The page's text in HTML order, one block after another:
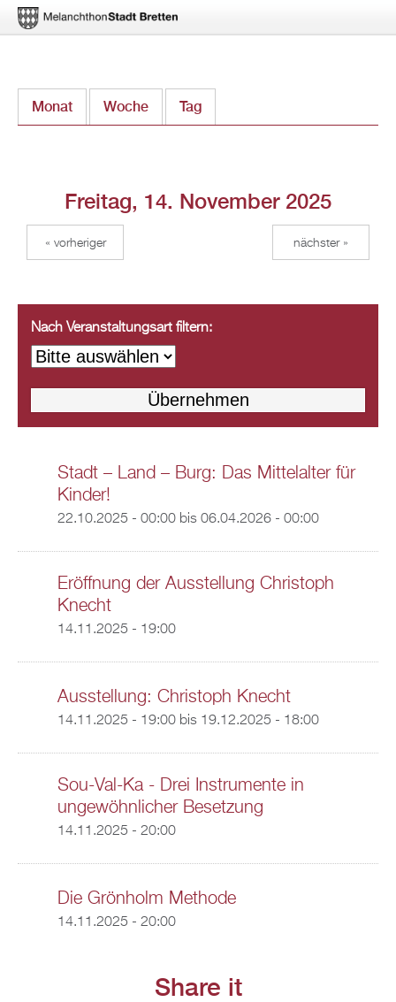
zum
Monat Woche Tag
Freitag, 14. November 2025
« vorheriger nächster »
Nach Veranstaltungsart filtern:
Stadt – Land – Burg: Das Mittelalter für
Kinder!
22.10.2025 - 00:00bis 06.04.2026 - 00:00
Eröffnung der Ausstellung Christoph
Knecht
14.11.2025 - 19:00
Ausstellung: Christoph Knecht
14.11.2025 - 19:00bis 19.12.2025 - 18:00
Sou-Val-Ka - Drei Instrumente in
ungewöhnlicher Besetzung
14.11.2025 - 20:00
Die Grönholm Methode
14.11.2025 - 20:00
Share it